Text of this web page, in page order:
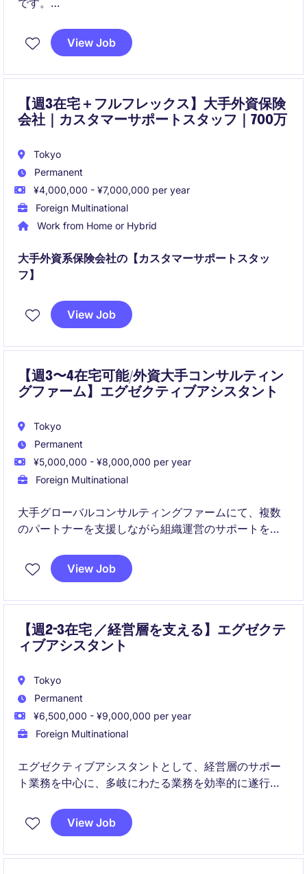
です。
大手グローバル企業の安定基盤のもと、幅広い経理業
務とIFRS知識を習得できる成長機会があります。
View Job
【週3在宅＋フルフレックス】大手外資保険
会社｜カスタマーサポートスタッフ｜700万
Tokyo
Permanent
¥4,000,000 - ¥7,000,000 per year
Foreign Multinational
Work from Home or Hybrid
大手外資系保険会社の【カスタマーサポートスタッ
フ】
View Job
【週3〜4在宅可能/外資大手コンサルティン
グファーム】エグゼクティブアシスタント
Tokyo
Permanent
¥5,000,000 - ¥8,000,000 per year
Foreign Multinational
大手グローバルコンサルティングファームにて、複数
のパートナーを支援しながら組織運営のサポートを担
活躍推進にも力を入れており、アットホームな環境で
す。全社として在宅メイン、フレックスタイムありで
View Job
【週2-3在宅 ／経営層を支える】エグゼクテ
ィブアシスタント
Tokyo
Permanent
¥6,500,000 - ¥9,000,000 per year
Foreign Multinational
エグゼクティブアシスタントとして、経営層のサポー
ト業務を中心に、多岐にわたる業務を効率的に遂行し
うポジションです。
View Job